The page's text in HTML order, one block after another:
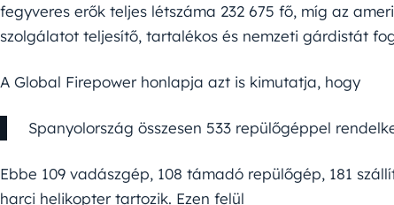
fegyveres erők teljes létszáma 232 675 fő, míg az
szolgálatot teljesítő, tartalékos és nemzeti gárdistát
A Global Firepower honlapja azt is kimutatja, hogy
Spanyolország összesen 533 repülőgéppel
Ebbe 109 vadászgép, 108 támadó repülőgép, 181
harci helikopter tartozik. Ezen felül